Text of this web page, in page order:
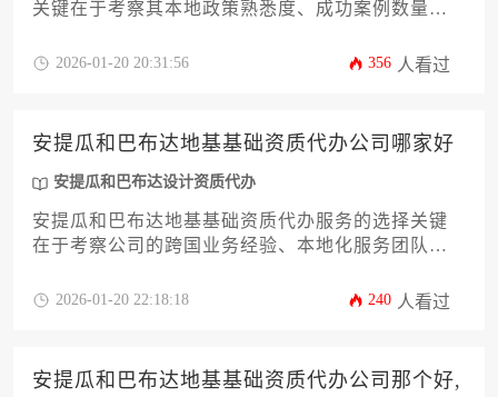
关键在于考察其本地政策熟悉度、成功案例数量和
实地考察办公场所以及核实官方授权资质来筛选优
2026-01-20 20:31:56 356 人看过
安提瓜和巴布达地基基础资质代办公司哪家好
安提瓜和巴布达设计资质代办
安提瓜和巴布达地基基础资质代办服务的选择关键
在于考察公司的跨国业务经验、本地化服务团队、
具备完整的境外工程资质办理体系和持续售后服务
2026-01-20 22:18:18 240 人看过
安提瓜和巴布达地基基础资质代办公司那个好,